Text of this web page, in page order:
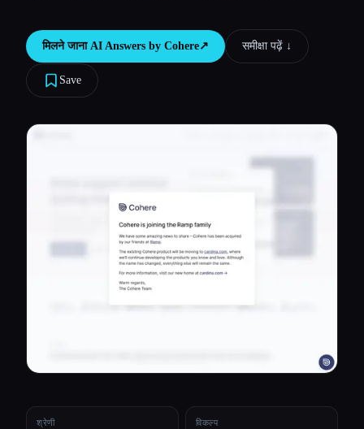
मिलने जाना AI Answers by Cohere↗︎ समीक्षा पढ़ें ↓︎
Save
श्रेणी विकल्प